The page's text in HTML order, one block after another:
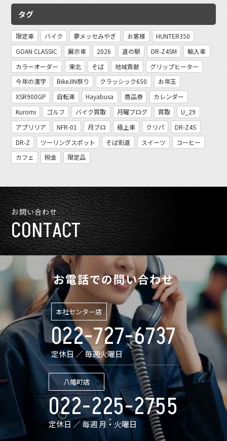
タグ
限定車 バイク 夢メッセみやぎ お客様
HUNTER350
GOAN CLASSIC
展示車 2026 道の駅 DR-Z4SM
輸入車
カラーオーダー
東北 そば 地域貢献
グリップヒーター
今年の漢字
BikeJIN祭り クラッシック650
お年玉
XSR900GP
自転車 Hayabusa 商品券
カレンダー
Kuromi
ゴルフ バイク買取 月曜ブログ 買取
U_29
アプリリア
NFR-01 月ブロ 極上車 クリパ
DR-Z4S
DR-Z
ツーリングスポット そば街道 スイーツ
コーヒー
カフェ
税金 限定品
お問い合わせ
CONTACT
お電話での問い合わせ
本社センター店
022-727-6737
定休日 ／ 毎週火曜日
八幡町店
022-225-2755
定休日 ／ 毎週 月・火曜日